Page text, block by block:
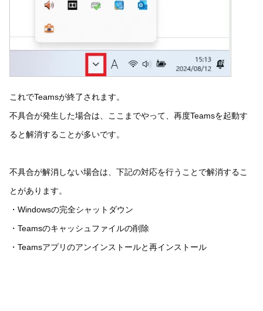
これでTeamsが終了されます。
不具合が発生した場合は、ここまでやって、再度Teamsを起動す
ると解消することが多いです。
不具合が解消しない場合は、下記の対応を行うことで解消するこ
とがあります。
・Windowsの完全シャットダウン
・Teamsのキャッシュファイルの削除
・Teamsアプリのアンインストールと再インストール